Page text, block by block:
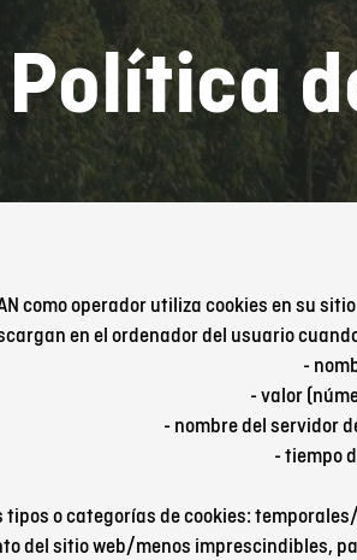
Política
como operador utiliza cookies en su
en el ordenador del usuario
-
- valor
- nombre del servidor
- tiempo
tipos o categorías de cookies:
del sitio web/menos imprescindibles,